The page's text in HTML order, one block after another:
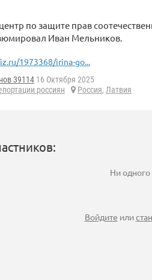
по защите прав
Иван Мельников.
1973368/irina-go...
39114 16 Октября 2025
россиян Россия, Латвия
Ни
Войдите или